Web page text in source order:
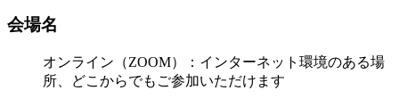
会場名
オンライン（ZOOM）：インターネット環境のある場
所、どこからでもご参加いただけます